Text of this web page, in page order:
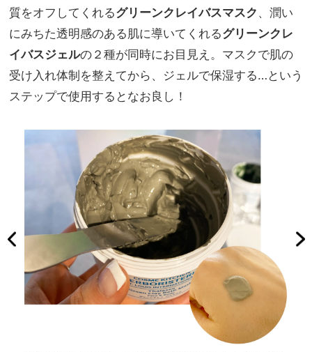
質をオフしてくれるグリーンクレイバスマスク、潤い
にみちた透明感のある肌に導いてくれるグリーンクレ
イバスジェルの２種が同時にお目見え。マスクで肌の
受け入れ体制を整えてから、ジェルで保湿する…という
ステップで使用するとなお良し！